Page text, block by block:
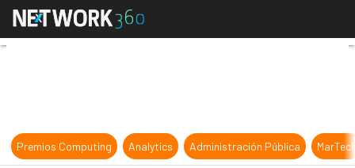
Nuevo CPD para Cantabria
Premios Computing Analytics Administración Pública